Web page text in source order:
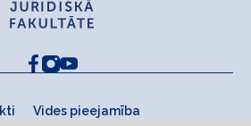
Vides pieejamība